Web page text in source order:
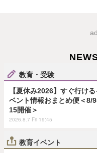
教育・受験
【夏休み2026】すぐ行ける
ベント情報おまとめ便＜8/
15開催＞
2026.8.7 Fri 19:45
教育イベント